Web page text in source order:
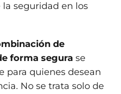
seguridad en los
de
forma segura se
para quienes desean
No se trata solo de